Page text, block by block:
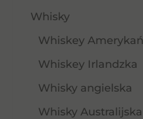
Whisky
Whiskey
Whiskey Irlandzka
Whisky angielska
Whisky Australijska